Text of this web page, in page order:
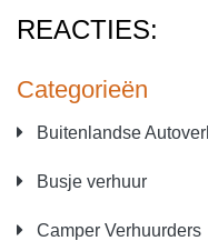
Categorieën
Buitenlandse
Busje verhuur
Camper Verhuurders
REACTIES: